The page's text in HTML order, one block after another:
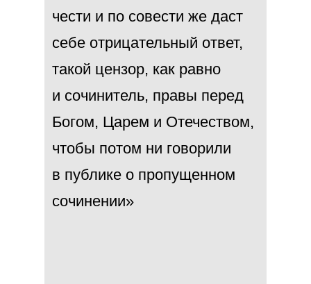
чести и по совести же даст
себе отрицательный ответ,
такой цензор, как равно
и сочинитель, правы перед
Богом, Царем и Отечеством,
чтобы потом ни говорили
в публике о пропущенном
сочинении»